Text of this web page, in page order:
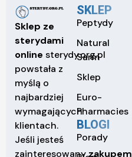
Sklep ze
sterydami
online sterydy.org.pl
powstała z
myślą o
najbardziej
wymagających
klientach.
Jeśli jesteś
zainteresowanyzakupem
SKLEP
Peptydy
Natural
Sarm
Sklep
Euro-
Pharmacies
BLOGI
Porady